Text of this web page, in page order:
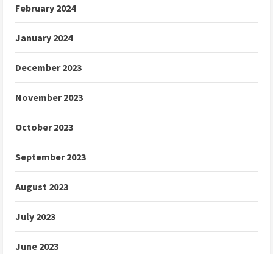
February 2024
January 2024
December 2023
November 2023
October 2023
September 2023
August 2023
July 2023
June 2023